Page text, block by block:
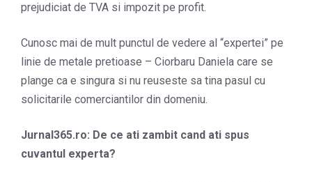
prejudiciat de TVA si impozit pe profit.
Cunosc mai de mult punctul de vedere al “expertei” pe
linie de metale pretioase – Ciorbaru Daniela care se
plange ca e singura si nu reuseste sa tina pasul cu
solicitarile comerciantilor din domeniu.
Jurnal365.ro: De ce ati zambit cand ati spus
cuvantul experta?